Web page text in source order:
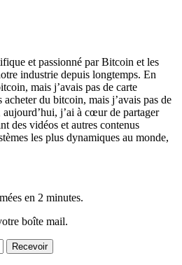
et passionné par Bitcoin et les
industrie depuis longtemps. En
mais j’avais pas de carte
du bitcoin, mais j’avais pas de
j’ai à cœur de partager
des vidéos et autres contenus
les plus dynamiques au monde,
en 2 minutes.
boîte mail.
Recevoir